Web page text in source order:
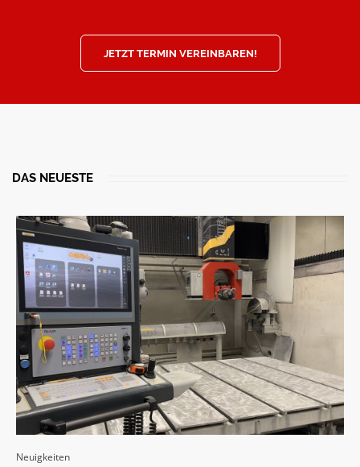
JETZT TERMIN VEREINBAREN!
DAS NEUESTE
Neuigkeiten